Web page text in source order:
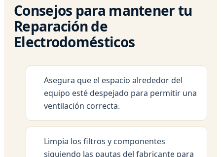
Consejos para mantener tu
Reparación de
Electrodomésticos
Asegura que el espacio alrededor del
equipo esté despejado para permitir una
ventilación correcta.
Limpia los filtros y componentes
siguiendo las pautas del fabricante para